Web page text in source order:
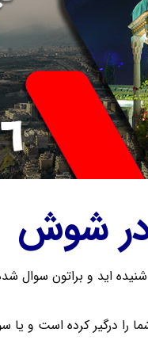
شوش
اید و براتون سوال
را درگیر کرده است و